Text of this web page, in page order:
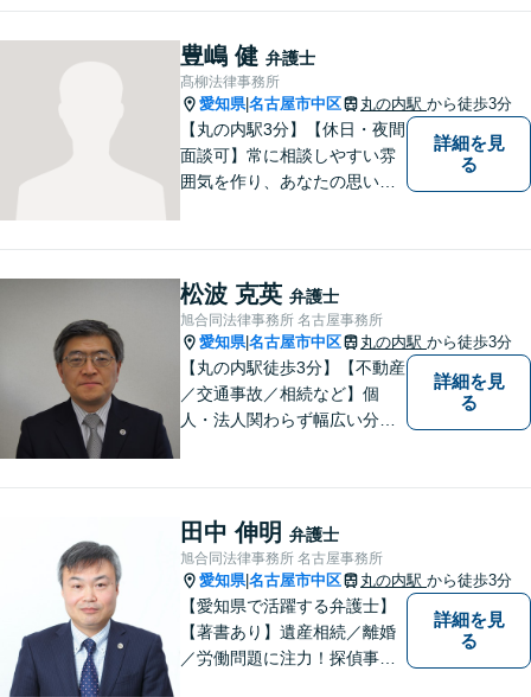
豊嶋 健 弁護士
髙柳法律事務所
愛知県|名古屋市中区 丸の内駅 から徒歩3分
【丸の内駅3分】【休日・夜間
面談可】常に相談しやすい雰
囲気を作り、あなたの思いを
観点を踏まえた解決の見通し
を丁寧に説明し、最適な方法
を見つけていきます。
詳細を見
る
松波 克英 弁護士
旭合同法律事務所 名古屋事務所
愛知県|名古屋市中区 丸の内駅 から徒歩3分
【丸の内駅徒歩3分】【不動産
／交通事故／相続など】個
人・法人関わらず幅広い分野
様のお望みの解決に導きま
す。まずはお気軽にご相談く
ださい！【完全個室対応】
詳細を見
る
田中 伸明 弁護士
旭合同法律事務所 名古屋事務所
愛知県|名古屋市中区 丸の内駅 から徒歩3分
【愛知県で活躍する弁護士】
【著書あり】遺産相続／離婚
／労働問題に注力！探偵事務
詳細を見
る